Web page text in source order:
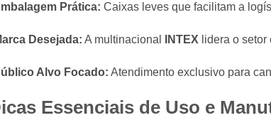
Prática: Caixas leves que facilitam a
Desejada: A multinacional INTEX lidera o
Alvo Focado: Atendimento exclusivo para
Essenciais de Uso e